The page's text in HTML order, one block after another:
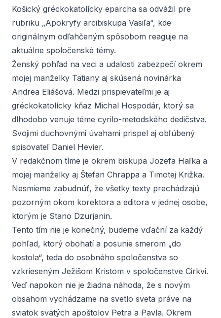
Košický gréckokatolícky eparcha sa odvážil pre
rubriku „Apokryfy arcibiskupa Vasiľa“, kde
originálnym odľahčeným spôsobom reaguje na
aktuálne spoločenské témy.
Ženský pohľad na veci a udalosti zabezpečí okrem
mojej manželky Tatiany aj skúsená novinárka
Andrea Eliášová. Medzi prispievateľmi je aj
gréckokatolícky kňaz Michal Hospodár, ktorý sa
dlhodobo venuje téme cyrilo-metodského dedičstva.
Svojimi duchovnými úvahami prispel aj obľúbený
spisovateľ Daniel Hevier.
V redakčnom tíme je okrem biskupa Jozefa Haľka a
mojej manželky aj Štefan Chrappa a Timotej Križka.
Nesmieme zabudnúť, že všetky texty prechádzajú
pozorným okom korektora a editora v jednej osobe,
ktorým je Stano Dzurjanin.
Tento tím nie je konečný, budeme vďační za každý
pohľad, ktorý obohatí a posunie smerom „do
kostola“, teda do osobného spoločenstva so
vzkrieseným Ježišom Kristom v spoločenstve Cirkvi.
Veď napokon nie je žiadna náhoda, že s novým
obsahom vychádzame na svetlo sveta práve na
sviatok svätých apoštolov Petra a Pavla. Okrem